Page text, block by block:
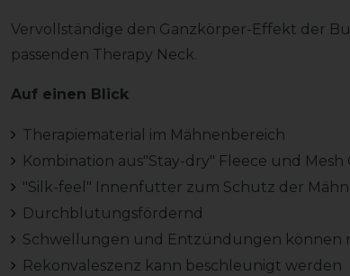
Vervollständige den Ganzkörper-Effekt der
passenden Therapy Neck.
Auf einen Blick
Therapiematerial im Mähnenbereich
Kombination aus"Stay-dry" Fleece und Mesh
"Silk-feel" Innenfutter zum Schutz der
Durchblutungsfördernd
Schwellungen und Entzündungen können
Rekonvaleszenz kann beschleunigt werden